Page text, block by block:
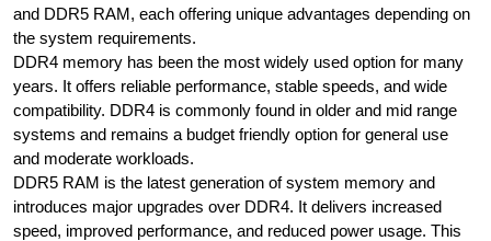
and DDR5 RAM, each offering unique advantages depending on
the system requirements.
DDR4 memory has been the most widely used option for many
years. It offers reliable performance, stable speeds, and wide
compatibility. DDR4 is commonly found in older and mid range
systems and remains a budget friendly option for general use
and moderate workloads.
DDR5 RAM is the latest generation of system memory and
introduces major upgrades over DDR4. It delivers increased
speed, improved performance, and reduced power usage. This